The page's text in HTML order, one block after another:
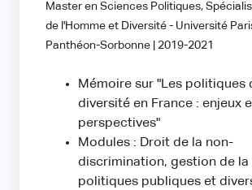
Master en Sciences Politiques,
de l'Homme et Diversité - Université
Panthéon-Sorbonne | 2019-2021
Mémoire sur "Les politiques
diversité en France : enjeux
perspectives"
Modules : Droit de la non-
discrimination, gestion de la
politiques publiques et